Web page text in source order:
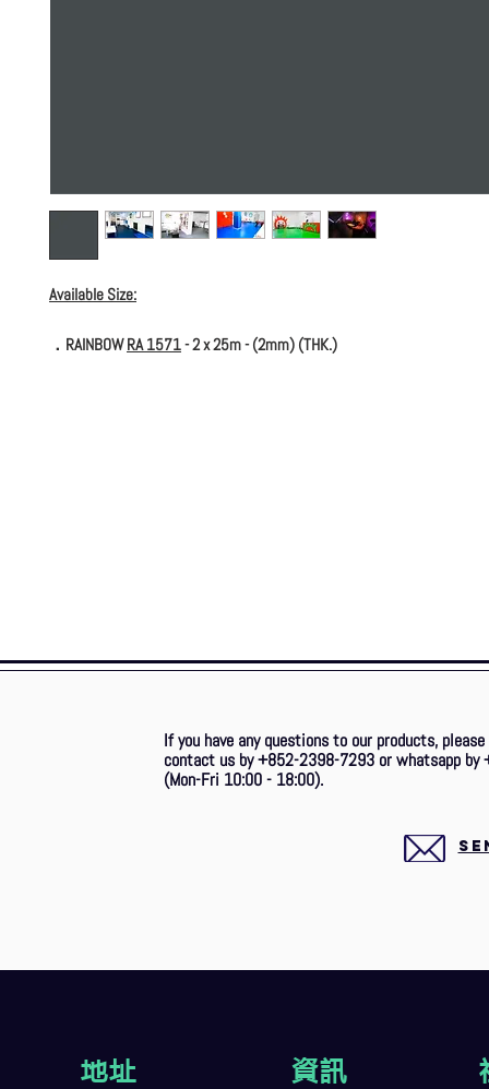
Available Size:
．RAINBOWRA 1571- 2 x 25m - (2mm) (THK.)
If you have any questions to our products,
contact us by +852-2398-7293 or whatsapp by
(Mon-Fri 10:00 - 18:00).
地址 資訊